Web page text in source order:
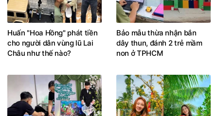
Huấn "Hoa Hồng" phát tiền
cho người dân vùng lũ Lai
Châu như thế nào?
Bảo mẫu thừa nhận bắn
dây thun, đánh 2 trẻ mầm
non ở TPHCM